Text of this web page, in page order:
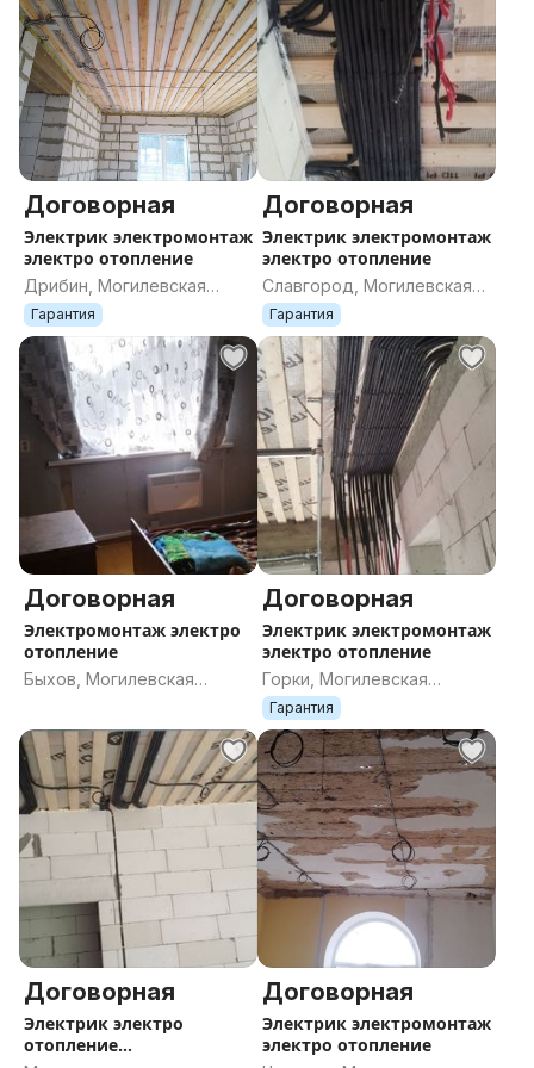
Договорная
Электрик электромонтаж
электро отопление
Дрибин, Могилевская
область
Гарантия
Договорная
Электрик электромонтаж
электро отопление
Славгород, Могилевская
область
Гарантия
Договорная
Электромонтаж электро
отопление
Быхов, Могилевская
Договорная
Электрик электромонтаж
электро отопление
Горки, Могилевская
область
Гарантия
Договорная
Электрик электро
отопление
Договорная
Электрик электромонтаж
электро отопление